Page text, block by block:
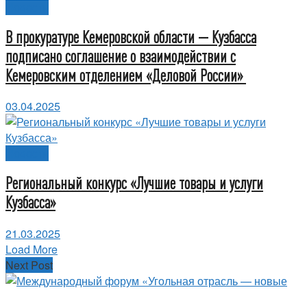
В прокуратуре Кемеровской области — Кузбасса
подписано соглашение о взаимодействии с
Кемеровским отделением «Деловой России»
03.04.2025
Региональный конкурс «Лучшие товары и услуги
Кузбасса»
21.03.2025
Load More
Next Post